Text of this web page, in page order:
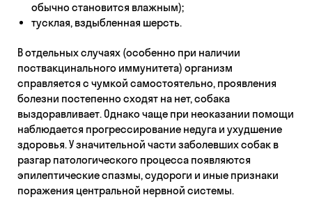
обычно становится влажным);
тусклая, вздыбленная шерсть.
В отдельных случаях (особенно при наличии
поствакцинального иммунитета) организм
справляется с чумкой самостоятельно, проявления
болезни постепенно сходят на нет, собака
выздоравливает. Однако чаще при неоказании помощи
наблюдается прогрессирование недуга и ухудшение
здоровья. У значительной части заболевших собак в
разгар патологического процесса появляются
эпилептические спазмы, судороги и иные признаки
поражения центральной нервной системы.